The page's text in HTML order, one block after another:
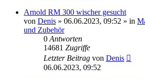
Arnold RM 300 wischer gesucht
von Denis » 06.06.2023, 09:52 » in
und Zubehör
0 Antworten
14681 Zugriffe
Letzter Beitrag von Denis
06.06.2023, 09:52